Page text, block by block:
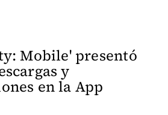
Mobile' presentó
y
en la App